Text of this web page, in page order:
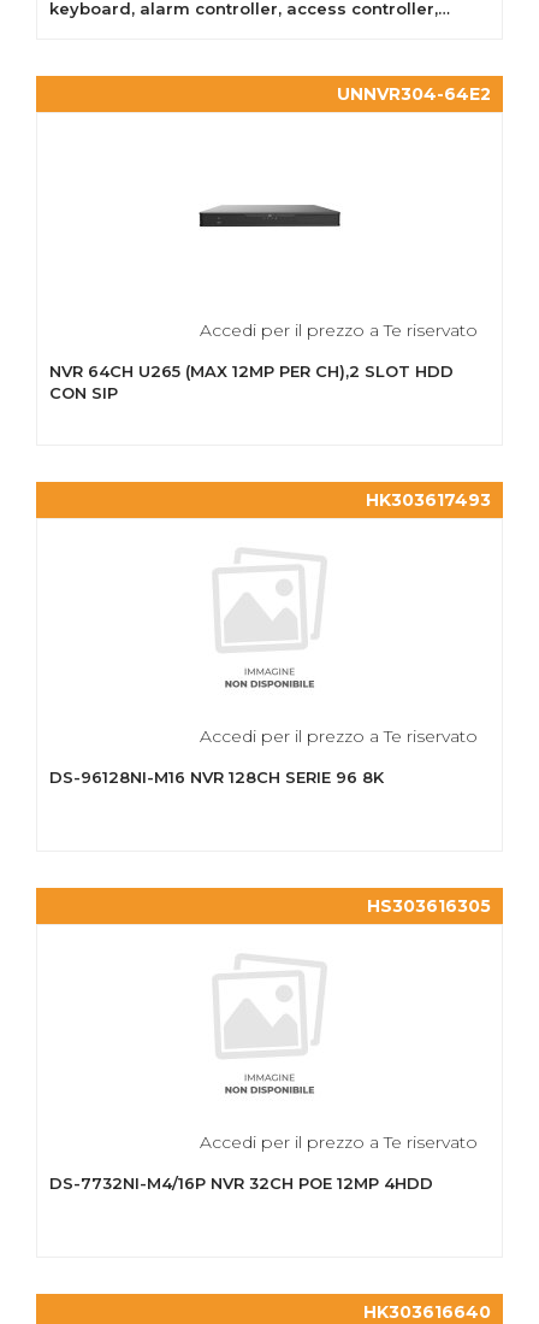
keyboard, alarm controller, access controller,
UNNVR304-64E2
Accedi per il prezzo a Te riservato
NVR 64CH U265 (MAX 12MP PER CH),2 SLOT HDD
CON SIP
HK303617493
Accedi per il prezzo a Te riservato
DS-96128NI-M16 NVR 128CH SERIE 96 8K
HS303616305
Accedi per il prezzo a Te riservato
DS-7732NI-M4/16P NVR 32CH POE 12MP 4HDD
HK303616640